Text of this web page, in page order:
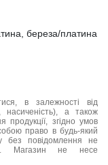
береза/платина
в залежності від
насиченість), а також
продукції, згідно умов
право в будь-який
без повідомлення не
Магазин не несе